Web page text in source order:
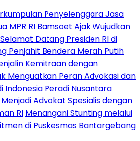
Penyelenggara Jasa
MPR RI Bamsoet Ajak Wujudkan
Selamat Datang Presiden RI di
Penjahit Bendera Merah Putih
Kemitraan dengan
Menguatkan Peran Advokasi dan
Indonesia Peradi Nusantara
Advokat Spesialis dengan
RI Menangani Stunting melalui
di Puskesmas Bantargebang